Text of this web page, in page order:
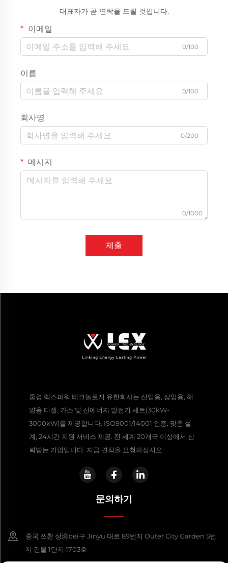
대표자가 곧 연락을 드릴 것입니다.
이메일
0/100
이름
0/100
회사명
0/200
메시지
0/1000
제출
중경 렉스파워 테크놀로지 유한회사는 산업용, 상업용, 해
양용 디젤, 가스 및 신에너지 발전기 세트(30kW-
3000kW)를 제공합니다. ISO9001/14001 인증, 맞춤 설
계, 24시간 지원 서비스 제공. 전 세계 20개국 이상에서 신
뢰받는 기업입니다. 지금 견적을 요청하십시오.
문의하기
중국 쓰촨 성渝bei구 Jinyu 대로 89번지 Outer City Garden 5번
지 건물 1단지 1703호